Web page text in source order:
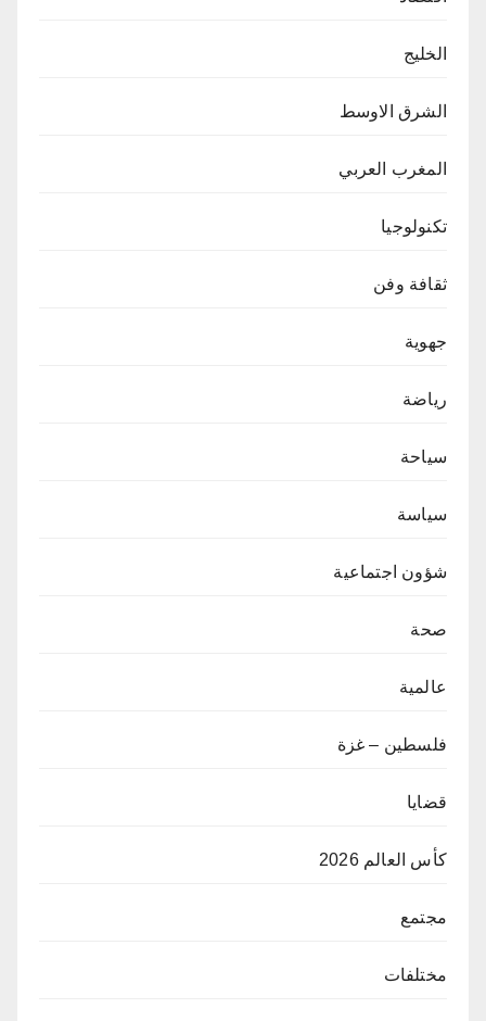
الخليج
الشرق الاوسط
المغرب العربي
تكنولوجيا
ثقافة وفن
جهوية
رياضة
سياحة
سياسة
شؤون اجتماعية
صحة
عالمية
فلسطين – غزة
قضايا
كأس العالم 2026
مجتمع
مختلفات